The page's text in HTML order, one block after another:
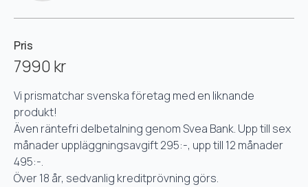
Pris
7990 kr
Vi prismatchar svenska företag med en liknande
produkt!
Även räntefri delbetalning genom Svea Bank. Upp till sex
månader uppläggningsavgift 295:-, upp till 12 månader
495:-.
Över 18 år, sedvanlig kreditprövning görs.